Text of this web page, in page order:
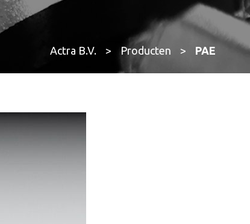
Actra B.V. > Producten > PAE